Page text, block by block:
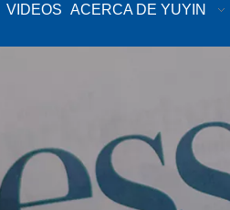
VIDEOS ACERCA DE YUYIN